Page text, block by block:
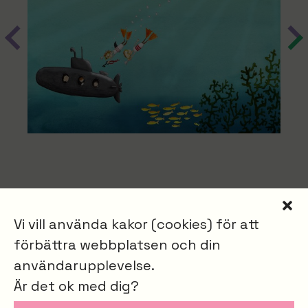
Vi vill använda kakor (cookies) för att
förbättra webbplatsen och din
användarupplevelse.
Är det ok med dig?
Bokningsförfrågan
KONSTNÄR
Jesper Jenemark